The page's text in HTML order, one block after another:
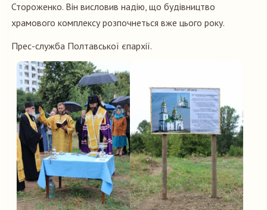
Стороженко. Він висловив надію, що будівництво
храмового комплексу розпочнеться вже цього року.
Прес-служба Полтавської єпархії.